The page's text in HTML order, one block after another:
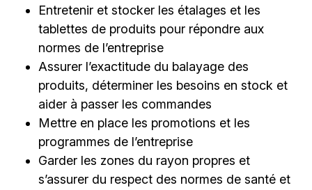
Entretenir et stocker les étalages et les
tablettes de produits pour répondre aux
normes de l’entreprise
Assurer l’exactitude du balayage des
produits, déterminer les besoins en stock et
aider à passer les commandes
Mettre en place les promotions et les
programmes de l’entreprise
Garder les zones du rayon propres et
s’assurer du respect des normes de santé et